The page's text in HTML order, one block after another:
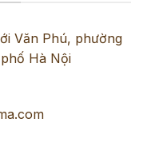
Văn Phú, phường
Hà Nội